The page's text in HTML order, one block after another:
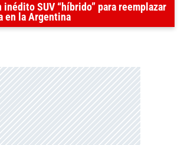
SUV “híbrido” para reemplazar
en la Argentina